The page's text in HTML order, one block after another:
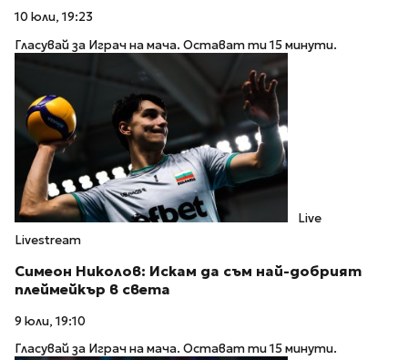
10 юли, 19:23
Гласувай за Играч на мача. Остават ти 15 минути.
Live
Livestream
Симеон Николов: Искам да съм най-добрият
плеймейкър в света
9 юли, 19:10
Гласувай за Играч на мача. Остават ти 15 минути.